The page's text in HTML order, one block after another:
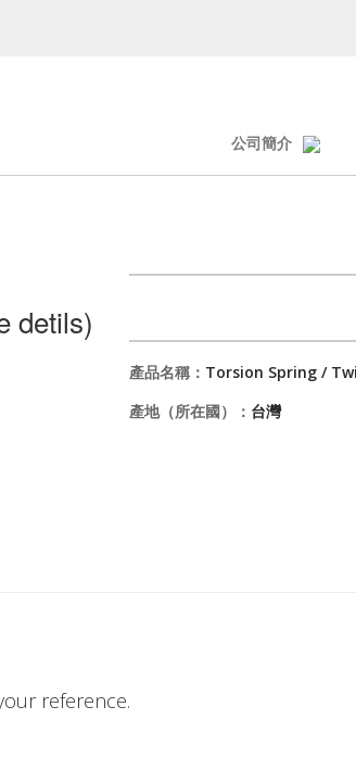
公司簡介
detils)
產品名稱： Torsion Spring /
產地（所在國）： 台灣
reference.